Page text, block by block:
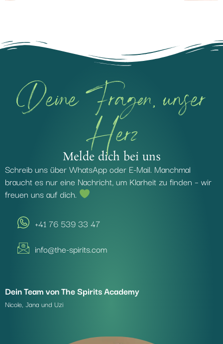
Deine Fragen, unser
Herz
Melde dich bei uns
Schreib uns über WhatsApp oder E-Mail. Manchmal
braucht es nur eine Nachricht, um Klarheit zu finden – wir
freuen uns auf dich.
+41 76 539 33 47
info@the-spirits.com
Dein Team von The Spirits Academy
Nicole, Jana und Uzi